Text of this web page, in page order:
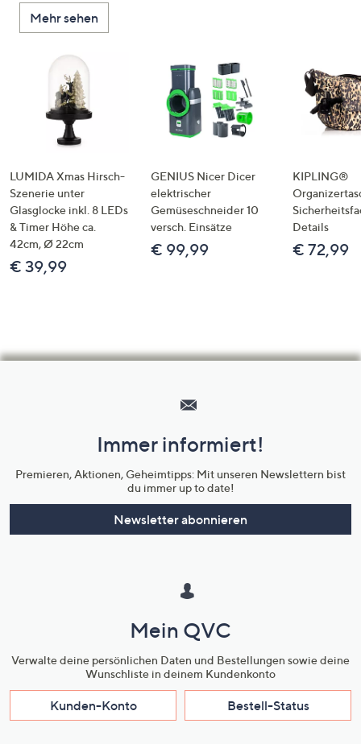
Mehr sehen
LUMIDA Xmas Hirsch-
Szenerie unter
Glasglocke inkl. 8 LEDs
& Timer Höhe ca.
42cm, Ø 22cm
€ 39,99
GENIUS Nicer Dicer
elektrischer
Gemüseschneider 10
versch. Einsätze
€ 99,99
KIPLING®
Details
€ 72,99
Unternehmensinformationen
Immer informiert!
Premieren, Aktionen, Geheimtipps: Mit unseren Newslettern bist
du immer up to date!
Newsletter abonnieren
Mein QVC
Verwalte deine persönlichen Daten und Bestellungen sowie deine
Wunschliste in deinem Kundenkonto
Kunden-Konto Bestell-Status